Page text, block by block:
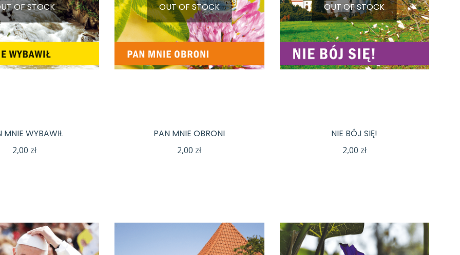
OF STOCK
MNIE WYBAWIŁ
2,00 zł
OUT OF STOCK
PAN MNIE OBRONI
2,00 zł
OUT OF STOCK
NIE BÓJ SIĘ!
2,00 zł